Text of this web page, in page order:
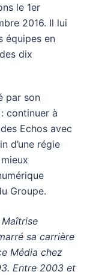
le 1er
2016. Il lui
équipes en
dix
par son
continuer à
Echos avec
d’une régie
Groupe.
Maîtrise
sa carrière
Média chez
Entre 2003 et